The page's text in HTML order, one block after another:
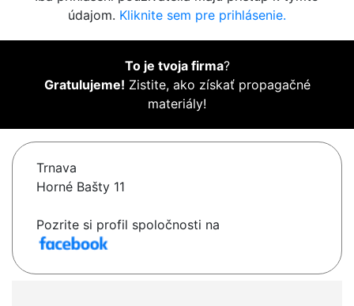
údajom. Kliknite sem pre prihlásenie.
To je tvoja firma?
Gratulujeme! Zistite, ako získať propagačné
materiály!
Trnava
Horné Bašty 11
Pozrite si profil spoločnosti na